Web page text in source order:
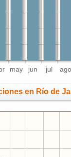
may jun jul ago
en Río de